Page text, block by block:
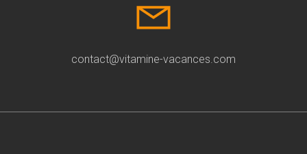
contact@vitamine-vacances.com